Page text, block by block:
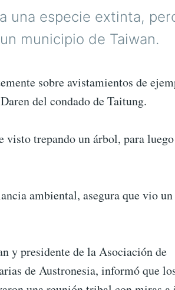
una especie extinta,
municipio de Taiwan.
sobre avistamientos de
del condado de Taitung.
visto trepando un árbol, para
ambiental, asegura que vio
y presidente de la Asociación de
de Austronesia, informó que